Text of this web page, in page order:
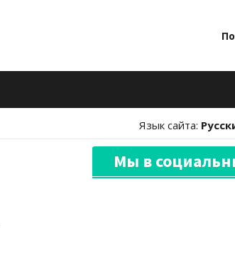
Язык сайта:
Мы в